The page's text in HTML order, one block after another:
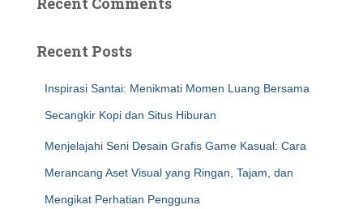
Recent Posts
Inspirasi Santai: Menikmati Momen Luang Bersama
Secangkir Kopi dan Situs Hiburan
Menjelajahi Seni Desain Grafis Game Kasual: Cara
Merancang Aset Visual yang Ringan, Tajam, dan
Mengikat Perhatian Pengguna